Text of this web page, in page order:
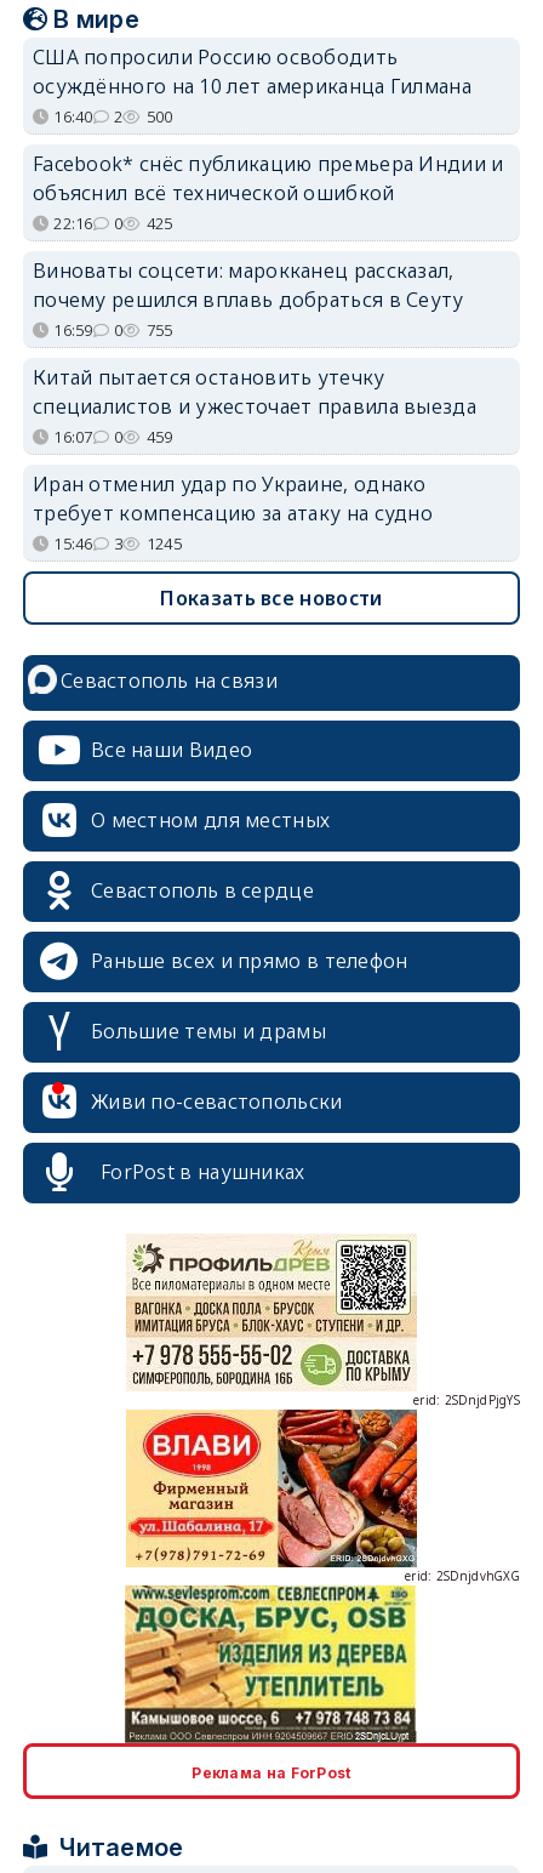
В мире
США попросили Россию освободить
осуждённого на 10 лет американца Гилмана
16:40 2 500
Facebook* снёс публикацию премьера Индии и
объяснил всё технической ошибкой
22:16 0 425
Виноваты соцсети: марокканец рассказал,
почему решился вплавь добраться в Сеуту
16:59 0 755
Китай пытается остановить утечку
специалистов и ужесточает правила выезда
16:07 0 459
Иран отменил удар по Украине, однако
требует компенсацию за атаку на судно
15:46 3 1245
Показать все новости
Севастополь на связи
Все наши Видео
О местном для местных
Севастополь в сердце
Раньше всех и прямо в телефон
Большие темы и драмы
Живи по-севастопольски
ForPost в наушниках
erid: 2SDnjdPjgYS
erid: 2SDnjdvhGXG
Реклама на ForPost
Читаемое